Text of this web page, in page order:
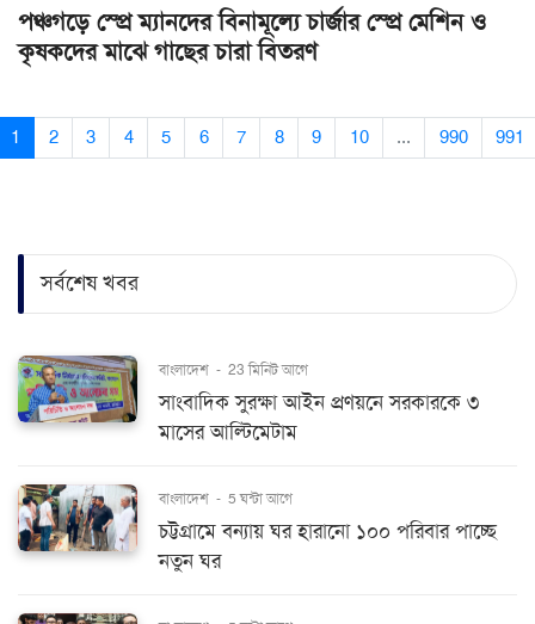
পঞ্চগড়ে স্প্রে ম্যানদের বিনামূল্যে চার্জার স্প্রে মেশিন ও
কৃষকদের মাঝে গাছের চারা বিতরণ
1 2 3 4 5 6 7 8 9 10 ... 990 991
সর্বশেষ খবর
বাংলাদেশ - 23 মিনিট আগে
সাংবাদিক সুরক্ষা আইন প্রণয়নে সরকারকে ৩
মাসের আল্টিমেটাম
বাংলাদেশ - 5 ঘন্টা আগে
চট্টগ্রামে বন্যায় ঘর হারানো ১০০ পরিবার পাচ্ছে
নতুন ঘর